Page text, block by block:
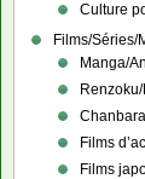
Culture
Films/Séries/
Manga/
Films
Films